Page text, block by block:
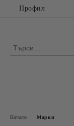
Профил
Начало Марки